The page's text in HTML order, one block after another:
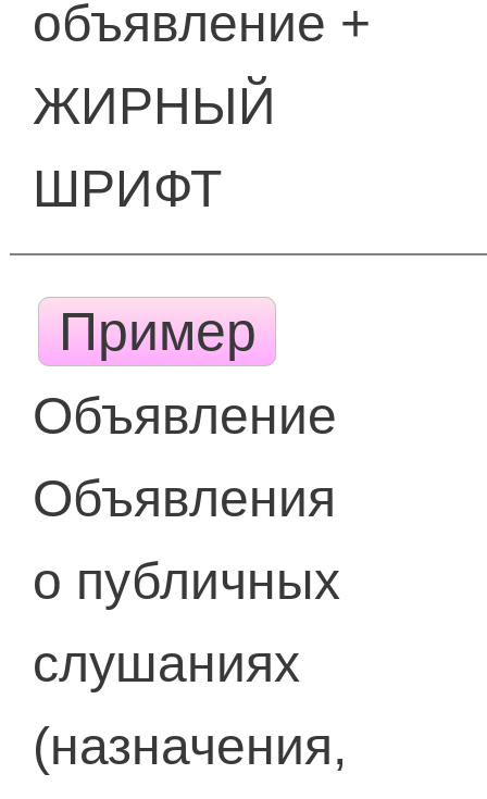
объявление +
ЖИРНЫЙ
ШРИФТ
Пример
Объявление
Объявления
о публичных
слушаниях
(назначения,